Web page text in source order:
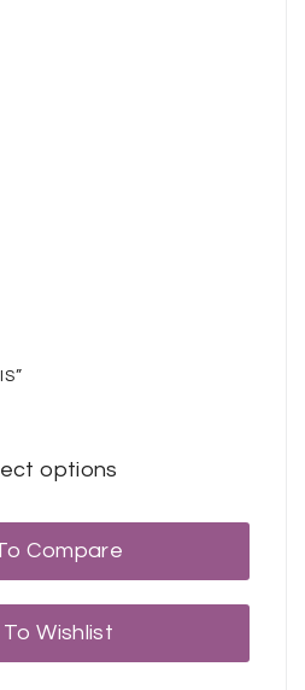
options
Compare
Wishlist